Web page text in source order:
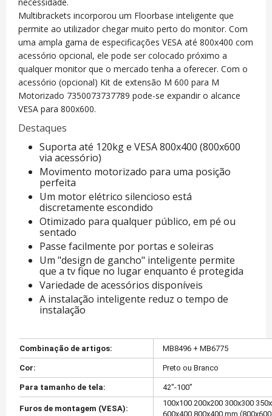
Multibrackets incorporou um Floorbase inteligente que
permite ao utilizador chegar muito perto do monitor. Com
uma ampla gama de especificações VESA até 800x400 com
acessório opcional, ele pode ser colocado próximo a
qualquer monitor que o mercado tenha a oferecer. Com o
acessório (opcional) Kit de extensão M 600 para M
Motorizado 7350073737789 pode-se expandir o alcance
VESA para 800x600.
Destaques
Suporta até 120kg e VESA 800x400 (800x600
via acessório)
Movimento motorizado para uma posição
perfeita
Um motor elétrico silencioso está
discretamente escondido
Otimizado para qualquer público, em pé ou
sentado
Passe facilmente por portas e soleiras
Um "design de gancho" inteligente permite
que a tv fique no lugar enquanto é protegida
Variedade de acessórios disponíveis
A instalação inteligente reduz o tempo de
instalação
Combinação de artigos: MB8496 + MB6775
Cor: Preto ou Branco
Para tamanho de tela: 42"-100"
Furos de montagem (VESA):
100x100 200x200 300x300
600x400 800x400 mm